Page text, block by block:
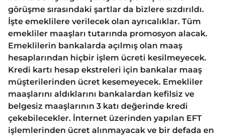
görüşme sırasındaki şartlar da bizlere sızdırıldı.
İşte emeklilere verilecek olan ayrıcalıklar. Tüm
emekliler maaşları tutarında promosyon alacak.
Emeklilerin bankalarda açılmış olan maaş
hesaplarından hiçbir işlem ücreti kesilmeyecek.
Kredi kartı hesap ekstreleri için bankalar maaş
müşterilerinden ücret kesemeyecek. Emekliler
maaşlarını aldıklarını bankalardan kefilsiz ve
belgesiz maaşlarının 3 katı değerinde kredi
çekebilecekler. İnternet üzerinden yapılan EFT
işlemlerinden ücret alınmayacak ve bir defada en